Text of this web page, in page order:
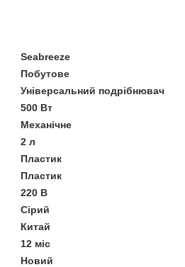
Seabreeze
Побутове
Універсальний подрібнювач
500 Вт
Механічне
2 л
Пластик
Пластик
220 В
Сірий
Китай
12 міс
Новий